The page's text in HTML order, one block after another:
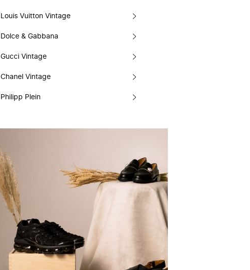
Louis Vuitton Vintage
Dolce & Gabbana
Gucci Vintage
Chanel Vintage
Philipp Plein